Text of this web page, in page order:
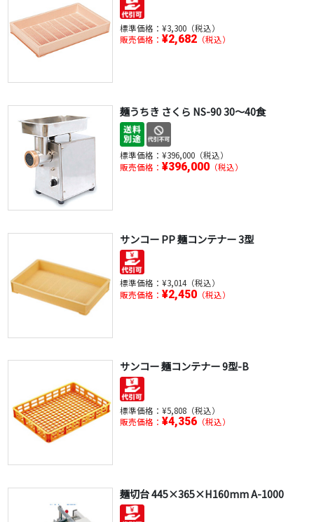
標準価格： ¥3,300（税込）
販売価格： ¥2,682（税込）
麺うちき さくら NS-90 30～40食
標準価格： ¥396,000（税込）
販売価格： ¥396,000（税込）
サンコー PP 麺コンテナー 3型
標準価格： ¥3,014（税込）
販売価格： ¥2,450（税込）
サンコー 麺コンテナー 9型-B
標準価格： ¥5,808（税込）
販売価格： ¥4,356（税込）
麺切台 445×365×H160mm A-1000